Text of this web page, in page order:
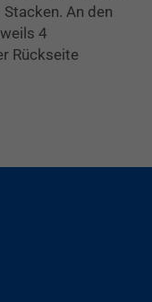
An den
4
Rückseite